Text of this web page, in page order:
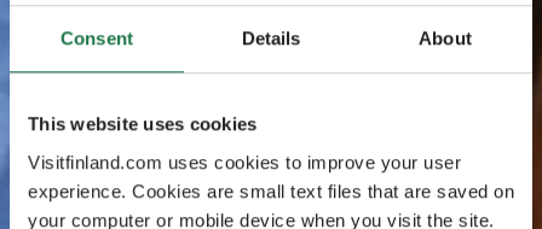
Consent Details About
This website uses cookies
Visitfinland.com uses cookies to improve your user
experience. Cookies are small text files that are saved on
your computer or mobile device when you visit the site.